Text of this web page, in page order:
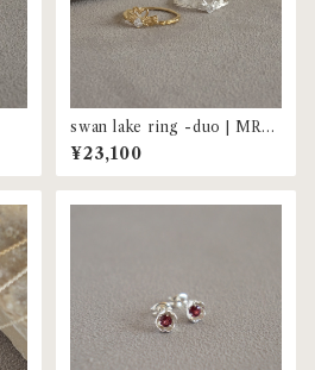
swan lake ring -duo | MR-1
55
¥23,100